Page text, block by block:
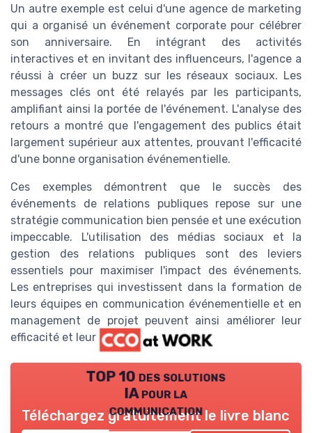
Un autre exemple est celui d'une agence de marketing
qui a organisé un événement corporate pour célébrer
son anniversaire. En intégrant des activités
interactives et en invitant des influenceurs, l'agence a
réussi à créer un buzz sur les réseaux sociaux. Les
messages clés ont été relayés par les participants,
amplifiant ainsi la portée de l'événement. L'analyse des
retours a montré que l'engagement des publics était
largement supérieur aux attentes, prouvant l'efficacité
d'une bonne organisation événementielle.
Ces exemples démontrent que le succès des
événements de relations publiques repose sur une
stratégie communication bien pensée et une exécution
impeccable. L'utilisation des médias sociaux et la
gestion des relations publiques sont des leviers
essentiels pour maximiser l'impact des événements.
Les entreprises qui investissent dans la formation de
leurs équipes en communication événementielle et en
management de projet peuvent ainsi améliorer leur
efficacité et leur réputation.
TOP 10 des solutions
IA pour la
communication
Téléchargez gratuitement le livre blanc